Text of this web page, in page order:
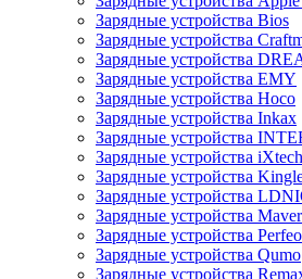
Зарядные устройства Bios
Зарядные устройства
Зарядные устройства
Зарядные устройства EMY
Зарядные устройства Hoco
Зарядные устройства Inkax
Зарядные устройства
Зарядные устройства iXtech
Зарядные устройства
Зарядные устройства
Зарядные устройства
Зарядные устройства Perfeo
Зарядные устройства Qumo
Зарядные устройства